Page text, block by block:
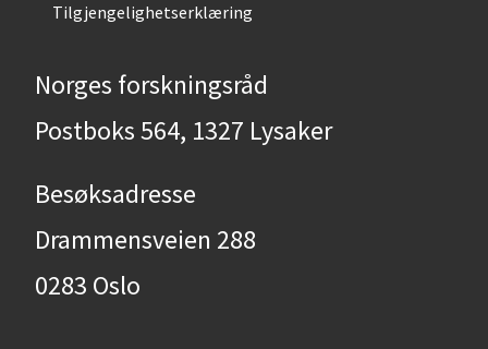
Tilgjengelighetserklæring
Norges forskningsråd
Postboks 564, 1327 Lysaker
Besøksadresse
Drammensveien 288
0283 Oslo